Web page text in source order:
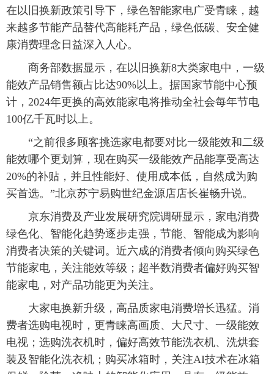
在以旧换新政策引导下，绿色智能家电广受青睐，越
来越多节能产品替代高能耗产品，绿色低碳、安全健
康消费理念日益深入人心。
商务部数据显示，在以旧换新8大类家电中，一级
能效产品销售额占比达90%以上。据国家节能中心预
计，2024年更换的高效能家电将推动全社会每年节电
100亿千瓦时以上。
“之前很多顾客挑选家电都要对比一级能效和二级
能效哪个更划算，现在购买一级能效产品能享受高达
20%的补贴，并且性能好、使用成本低，自然成为购
买首选。”北京苏宁易购世纪金源店店长崔畅升说。
京东消费及产业发展研究院调研显示，家电消费
绿色化、智能化趋势逐步走强，节能、智能成为影响
消费者决策的关键词。近六成的消费者倾向购买绿色
节能家电，关注能效等级；超半数消费者偏好购买智
能家电，对产品功能更为关注。
大家电换新升级，高品质家电消费增长迅猛。消
费者选购电视时，更青睐高画质、大尺寸、一级能效
电视；选购洗衣机时，偏好高效节能洗衣机、洗烘套
装及智能化洗衣机；购买冰箱时，关注AI技术在冰箱